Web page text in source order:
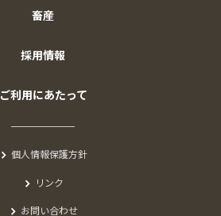
畜産
採用情報
ご利用にあたって
個人情報保護方針
リンク
お問い合わせ